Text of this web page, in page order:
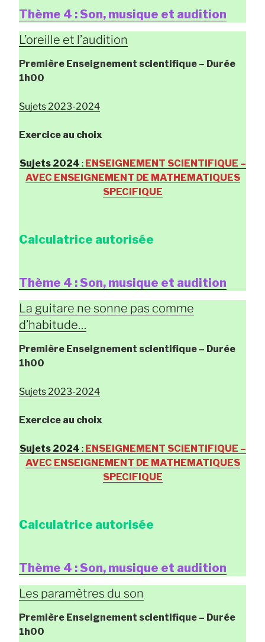
Thème 4 : Son, musique et audition
L’oreille et l’audition
Première Enseignement scientifique – Durée
1h00
Sujets 2023-2024
Exercice au choix
Sujets 2024 : ENSEIGNEMENT SCIENTIFIQUE –
AVEC ENSEIGNEMENT DE MATHEMATIQUES
SPECIFIQUE
Calculatrice autorisée
Thème 4 : Son, musique et audition
La guitare ne sonne pas comme
d’habitude…
Première Enseignement scientifique – Durée
1h00
Sujets 2023-2024
Exercice au choix
Sujets 2024 : ENSEIGNEMENT SCIENTIFIQUE –
AVEC ENSEIGNEMENT DE MATHEMATIQUES
SPECIFIQUE
Calculatrice autorisée
Thème 4 : Son, musique et audition
Les paramètres du son
Première Enseignement scientifique – Durée
1h00